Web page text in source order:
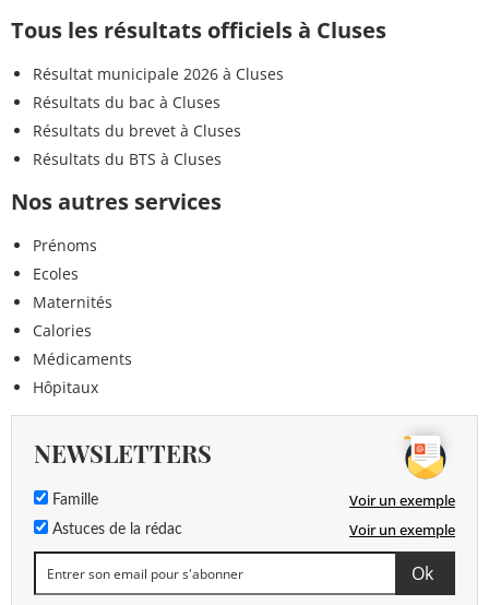
Tous les résultats officiels à Cluses
Résultat municipale 2026 à Cluses
Résultats du bac à Cluses
Résultats du brevet à Cluses
Résultats du BTS à Cluses
Nos autres services
Prénoms
Ecoles
Maternités
Calories
Médicaments
Hôpitaux
NEWSLETTERS
Famille Voir un exemple
Astuces de la rédac Voir un exemple